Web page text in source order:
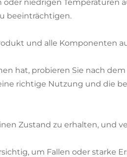
niedrigen Temperaturen
beeinträchtigen.
und alle Komponenten
hat, probieren Sie nach
richtige Nutzung und die
Zustand zu erhalten, und
um Fallen oder starke